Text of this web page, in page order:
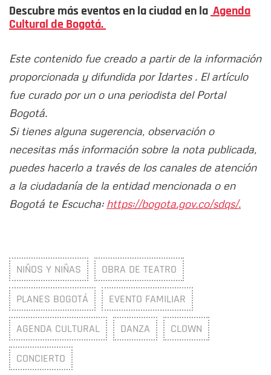
Descubre más eventos en la ciudad en la Agenda
Cultural de Bogotá.
Este contenido fue creado a partir de la información
proporcionada y difundida por Idartes . El artículo
fue curado por un o una periodista del Portal
Bogotá.
Si tienes alguna sugerencia, observación o
necesitas más información sobre la nota publicada,
puedes hacerlo a través de los canales de atención
a la ciudadanía de la entidad mencionada o en
Bogotá te Escucha: https://bogota.gov.co/sdqs/.
NIÑOS Y NIÑAS OBRA DE TEATRO
PLANES BOGOTÁ EVENTO FAMILIAR
AGENDA CULTURAL DANZA CLOWN
CONCIERTO